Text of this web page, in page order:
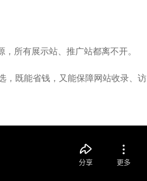
所有展示站、推广站都离不开。
，既能省钱，又能保障网站收录、访